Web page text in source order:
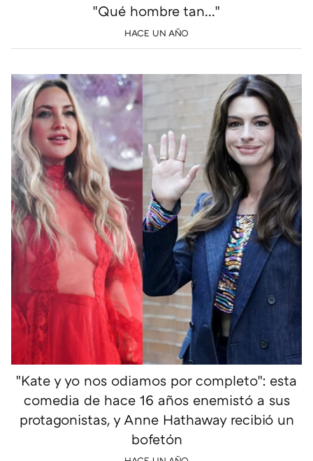
"Qué hombre tan..."
HACE UN AÑO
"Kate y yo nos odiamos por completo": esta
comedia de hace 16 años enemistó a sus
protagonistas, y Anne Hathaway recibió un
bofetón